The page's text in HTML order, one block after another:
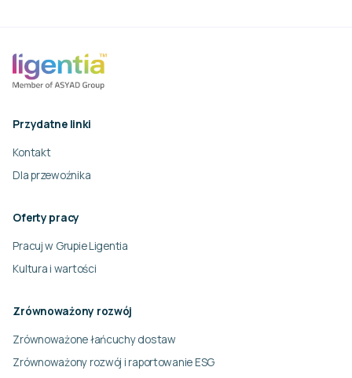
Przydatne linki
Kontakt
Dla przewoźnika
Oferty pracy
Pracuj w Grupie Ligentia
Kultura i wartości
Zrównoważony rozwój
Zrównoważone łańcuchy dostaw
Zrównoważony rozwój i raportowanie ESG